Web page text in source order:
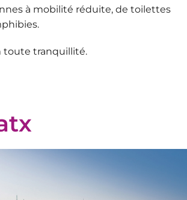
à mobilité réduite, de toilettes
toute tranquillité.